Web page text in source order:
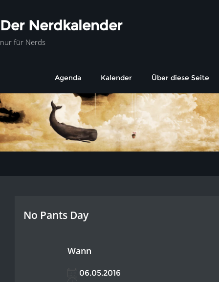
Der Nerdkalender
nur für Nerds
Agenda Kalender Über diese Seite
No Pants Day
Wann
06.05.2016